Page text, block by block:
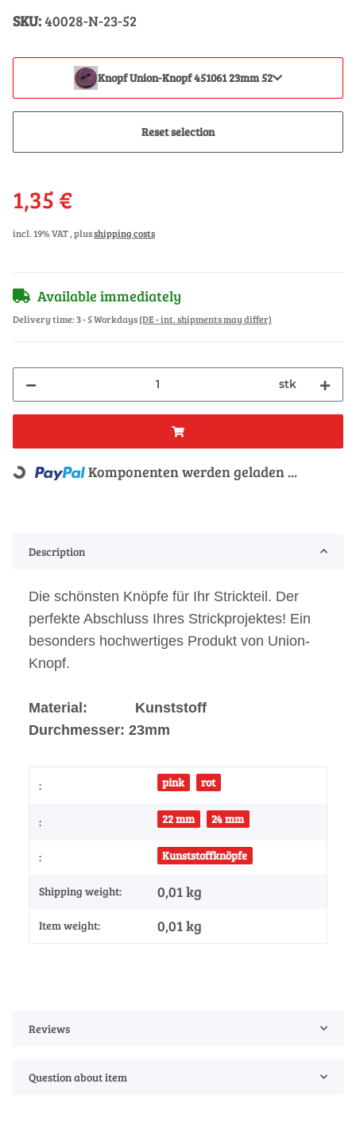
SKU:40028-N-23-52
Knopf Union-Knopf 451061 23mm 52
Reset selection
1,35 €
incl. 19% VAT , plusshipping costs
Available immediately
Delivery time:3 - 5 Workdays(DE - int. shipments may differ)
stk
Loading... Komponenten werden geladen ...
Description
Die schönsten Knöpfe für Ihr Strickteil. Der
perfekte Abschluss Ihres Strickprojektes! Ein
besonders hochwertiges Produkt von Union-
Knopf.
Material: Kunststoff
Durchmesser: 23mm
: pink rot
: 22 mm 24 mm
: Kunststoffknöpfe
Shipping weight: 0,01 kg
Item weight: 0,01kg
Reviews
Question about item